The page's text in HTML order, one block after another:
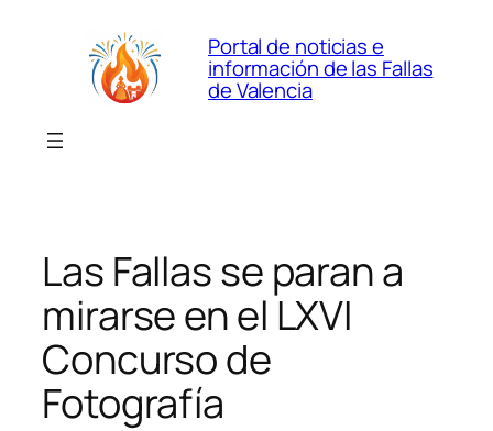
contenido
Portal de noticias e
información de las Fallas
de Valencia
Las Fallas se paran a
mirarse en el LXVI
Concurso de
Fotografía